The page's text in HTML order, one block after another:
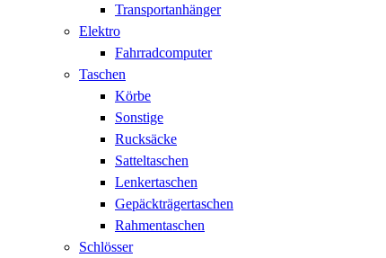
Transportanhänger
Elektro
Fahrradcomputer
Taschen
Körbe
Sonstige
Rucksäcke
Satteltaschen
Lenkertaschen
Gepäckträgertaschen
Rahmentaschen
Schlösser